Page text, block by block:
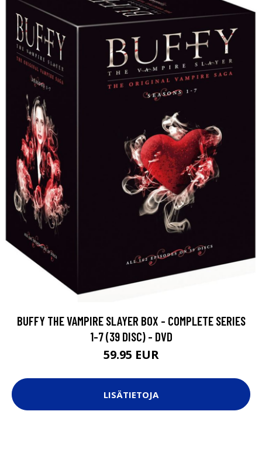
BUFFY THE VAMPIRE SLAYER BOX - COMPLETE SERIES
1-7 (39 DISC) - DVD
59.95 EUR
LISÄTIETOJA